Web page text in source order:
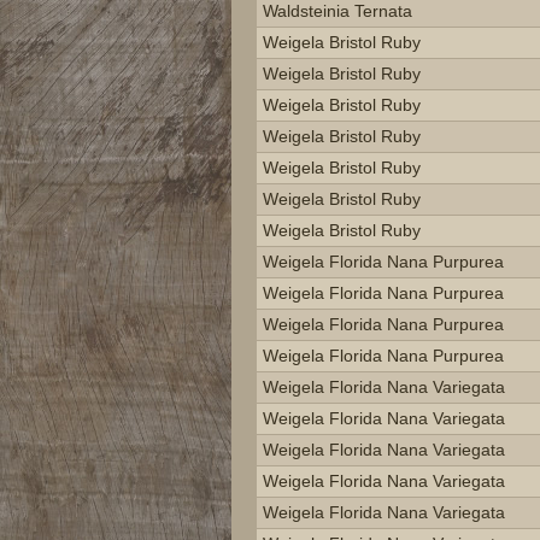
Waldsteinia Ternata
Weigela Bristol Ruby
Weigela Bristol Ruby
Weigela Bristol Ruby
Weigela Bristol Ruby
Weigela Bristol Ruby
Weigela Bristol Ruby
Weigela Bristol Ruby
Weigela Florida Nana Purpurea
Weigela Florida Nana Purpurea
Weigela Florida Nana Purpurea
Weigela Florida Nana Purpurea
Weigela Florida Nana Variegata
Weigela Florida Nana Variegata
Weigela Florida Nana Variegata
Weigela Florida Nana Variegata
Weigela Florida Nana Variegata